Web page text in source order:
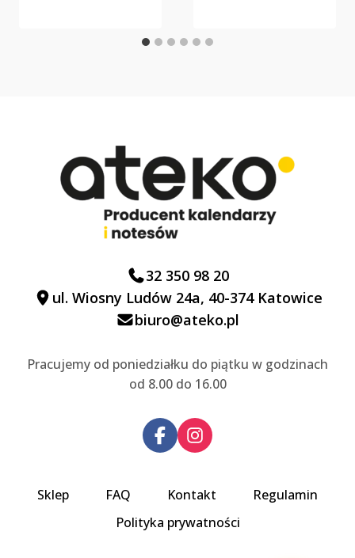
32 350 98 20
ul. Wiosny Ludów 24a, 40-374 Katowice
biuro@ateko.pl
Pracujemy od poniedziałku do piątku w godzinach
od 8.00 do 16.00
Sklep FAQ Kontakt
Regulamin
Polityka prywatności